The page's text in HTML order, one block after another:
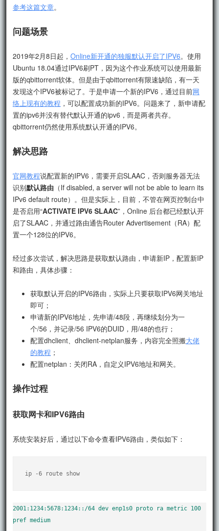
参考这篇文章。
问题场景
2019年2月8日起，Online新开通的独服默认开启了IPV6。使用
Ubuntu 18.04通过IPV6刷PT，因为这个作业系统可以使用最新
版的qbittorrent软体。但是由于qbittorrent有限速缺陷，有一天
发现这个IPV6被标记了。于是申请一个新的IPV6，通过目前网
络上现有的教程 ，可以配置成功新的IPV6。问题来了，新申请配
置的ipv6并没有替代默认开通的ipv6，而是两者共存。
qbittorrent仍然使用系统默认开通的IPV6。
解决思路
官网教程说配置新的IPV6，需要开启SLAAC，否则服务器无法
识别默认路由 （If disabled, a server will not be able to learn its
IPv6 default route）。但是实际上，目前，不管在网页控制台中
是否启用“ACTIVATE IPV6 SLAAC”，Online 后台都已经默认开
启了SLAAC，并通过路由通告Router Advertisement（RA）配
置一个128位的IPV6。
经过多次尝试，解决思路是获取默认路由，申请新IP，配置新IP
和路由，具体步骤：
获取默认开启的IPV6路由，实际上只要获取IPV6网关地址
即可；
申请新的IPV6地址，先申请/48段，再继续划分为一
个/56，并记录/56 IPV6的DUID，用/48的也行；
配置dhclient、dhclient-netplan服务，内容完全照搬大佬
的教程 ；
配置netplan：关闭RA，自定义IPV6地址和网关。
操作过程
获取网卡和IPV6路由
系统安装好后，通过以下命令查看IPV6路由，类似如下：
ip -6 route show
2001:1234:5678:1234::/64 dev enp1s0 proto ra metric 100
pref medium